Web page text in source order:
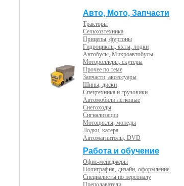
Авто, Мото, Запчасти
Тракторы
Сельхозтехника
Прицепы, фургоны
Гидроциклы, яхты, лодки
Автобусы, Микроавтобусы
Мотороллеры, скутеры
Прочее по теме
Запчасти, аксессуары
Шины, диски
Спецтехника и грузовики
Автомобили легковые
Снегоходы
Сигнализации
Мотоциклы, мопеды
Лодки, катера
Автомагнитолы, DVD
Работа и обучение
Офис-менеджеры
Полиграфия, дизайн, оформление
Специалисты по персоналу
Преподаватели